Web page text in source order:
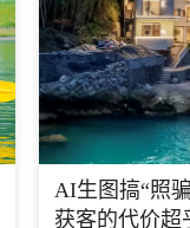
AI生图搞“照
获客的代价超